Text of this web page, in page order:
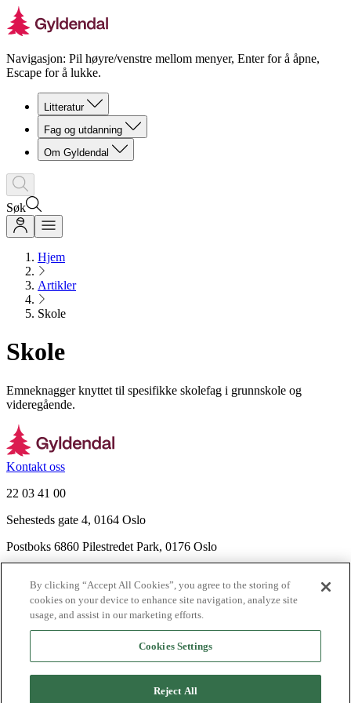
Navigasjon: Pil høyre/venstre mellom menyer, Enter for å åpne,
Escape for å lukke.
Litteratur
Fag og utdanning
Om Gyldendal
Søk
Hjem
Artikler
Skole
Skole
Emneknagger knyttet til spesifikke skolefag i grunnskole og
videregående.
Kontakt oss
22 03 41 00
Sehesteds gate 4, 0164 Oslo
Postboks 6860 Pilestredet Park, 0176 Oslo
Nyhetsbrev
Ledige stillinger
Send inn manus
By clicking “Accept All Cookies”, you agree to the storing of
cookies on your device to enhance site navigation, analyze site
usage, and assist in our marketing efforts.
Cookies Settings
Reject All